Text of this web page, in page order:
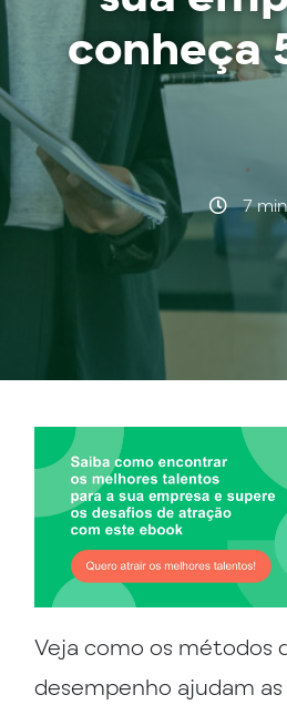
conheça
·
7 min
Veja como os métodos
desempenho ajudam